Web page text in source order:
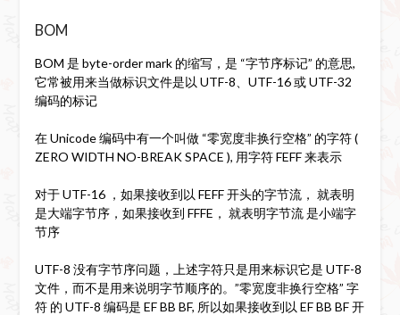
BOM
BOM 是 byte-order mark 的缩写，是 “字节序标记” 的意思,
它常被用来当做标识文件是以 UTF-8、UTF-16 或 UTF-32
编码的标记
在 Unicode 编码中有一个叫做 “零宽度非换行空格” 的字符 (
ZERO WIDTH NO-BREAK SPACE ), 用字符 FEFF 来表示
对于 UTF-16 ，如果接收到以 FEFF 开头的字节流， 就表明
是大端字节序，如果接收到 FFFE， 就表明字节流 是小端字
节序
UTF-8 没有字节序问题，上述字符只是用来标识它是 UTF-8
文件，而不是用来说明字节顺序的。”零宽度非换行空格” 字
符 的 UTF-8 编码是 EF BB BF, 所以如果接收到以 EF BB BF 开